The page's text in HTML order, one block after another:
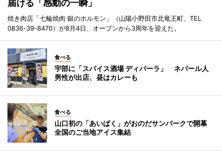
届ける「感動の一瞬」
焼き肉店「七輪焼肉 銀のホルモン」（山陽小野田市北竜王町、TEL
0836-39-8470）が8月4日、オープンから3周年を迎えた。
食べる
宇部に「スパイス酒場 ディパーラ」 ネパール人
男性が出店、昼はカレーも
食べる
山口初の「あいぱく」がおのだサンパークで開幕
全国のご当地アイス集結